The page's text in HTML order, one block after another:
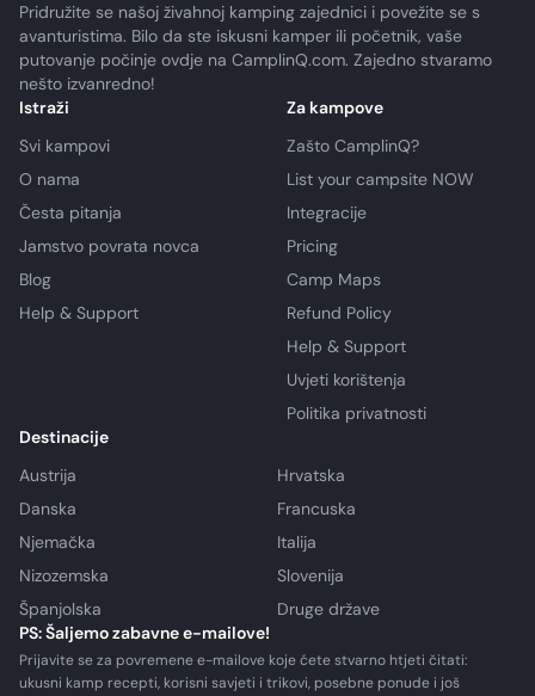
Pridružite se našoj živahnoj kamping zajednici i povežite se s
avanturistima. Bilo da ste iskusni kamper ili početnik, vaše
putovanje počinje ovdje na CamplinQ.com. Zajedno stvaramo
nešto izvanredno!
Istraži
Svi kampovi
O nama
Česta pitanja
Jamstvo povrata novca
Blog
Help & Support
Za kampove
Zašto CamplinQ?
List your campsite NOW
Integracije
Pricing
Camp Maps
Refund Policy
Help & Support
Uvjeti korištenja
Politika privatnosti
Destinacije
Austrija
Hrvatska
Danska
Francuska
Njemačka
Italija
Nizozemska
Slovenija
Španjolska
Druge države
PS: Šaljemo zabavne e-mailove!
Prijavite se za povremene e-mailove koje ćete stvarno htjeti čitati:
ukusni kamp recepti, korisni savjeti i trikovi, posebne ponude i još